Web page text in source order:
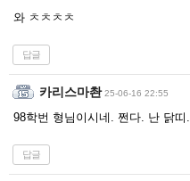
와 ㅊㅊㅊㅊ
답글
카리스마촨 25-06-16 22:55
98학번 형님이시네. 쩐다. 난 닭띠.
답글